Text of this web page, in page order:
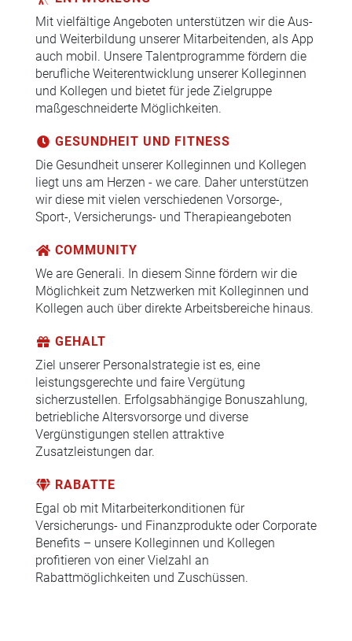
Mit vielfältige Angeboten unterstützen wir die Aus-
und Weiterbildung unserer Mitarbeitenden, als App
auch mobil. Unsere Talentprogramme fördern die
berufliche Weiterentwicklung unserer Kolleginnen
und Kollegen und bietet für jede Zielgruppe
maßgeschneiderte Möglichkeiten.
GESUNDHEIT UND FITNESS
Die Gesundheit unserer Kolleginnen und Kollegen
liegt uns am Herzen - we care. Daher unterstützen
wir diese mit vielen verschiedenen Vorsorge-,
Sport-, Versicherungs- und Therapieangeboten
COMMUNITY
We are Generali. In diesem Sinne fördern wir die
Möglichkeit zum Netzwerken mit Kolleginnen und
Kollegen auch über direkte Arbeitsbereiche hinaus.
GEHALT
Ziel unserer Personalstrategie ist es, eine
leistungsgerechte und faire Vergütung
sicherzustellen. Erfolgsabhängige Bonuszahlung,
betriebliche Altersvorsorge und diverse
Vergünstigungen stellen attraktive
Zusatzleistungen dar.
RABATTE
Egal ob mit Mitarbeiterkonditionen für
Versicherungs- und Finanzprodukte oder Corporate
Benefits – unsere Kolleginnen und Kollegen
profitieren von einer Vielzahl an
Rabattmöglichkeiten und Zuschüssen.